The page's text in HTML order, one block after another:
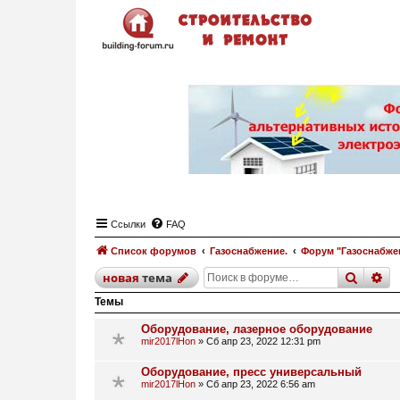
Ссылки FAQ
Список форумов Газоснабжение. Форум
новаятема поиск
Темы
Оборудование, лазерное оборудование
mir2017lHon » Сб апр 23, 2022 12:31 pm
Оборудование, пресс универсальный
mir2017lHon » Сб апр 23, 2022 6:56 am